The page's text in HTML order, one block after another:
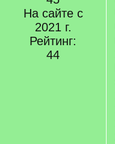
На сайте с
2021 г.
Рейтинг:
44